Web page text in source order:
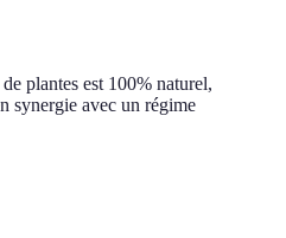
plantes est 100% naturel,
synergie avec un régime